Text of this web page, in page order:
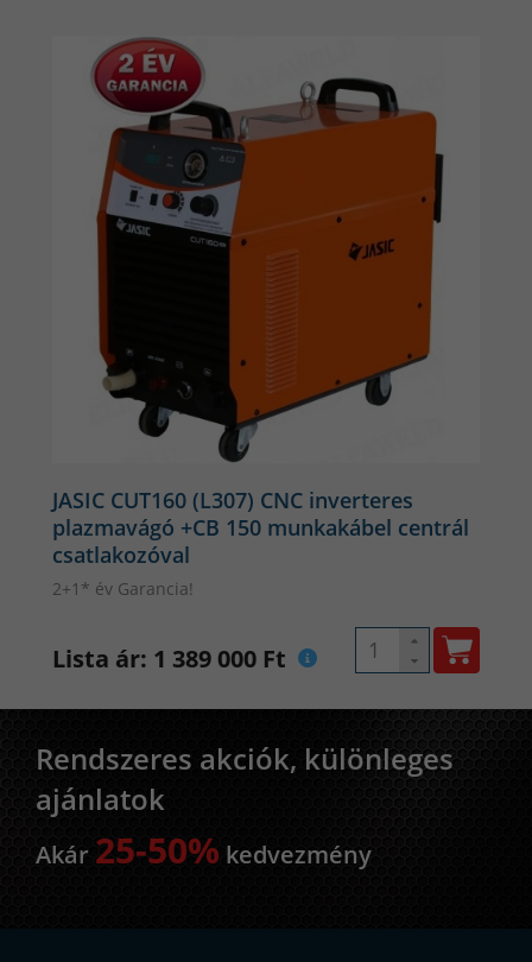
JASIC CUT160 (L307) CNC inverteres
plazmavágó +CB 150 munkakábel centrál
csatlakozóval
2+1* év Garancia!
Lista ár: 1 389 000 Ft
Rendszeres akciók, különleges
ajánlatok
Akár 25-50% kedvezmény